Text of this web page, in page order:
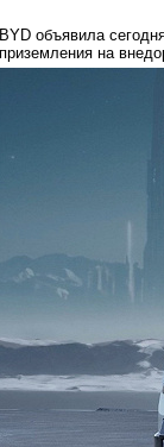
BYD объявила
приземления на